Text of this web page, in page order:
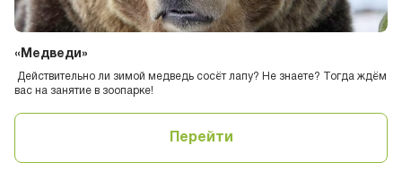
«Медведи»
Действительно ли зимой медведь сосёт лапу? Не знаете? Тогда ждём
вас на занятие в зоопарке!
Перейти